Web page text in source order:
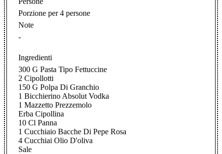
Porzione per 4 persone
Note
-
Ingredienti
300 G Pasta Tipo Fettuccine
2 Cipollotti
150 G Polpa Di Granchio
1 Bicchierino Absolut Vodka
1 Mazzetto Prezzemolo
Erba Cipollina
10 Cl Panna
1 Cucchiaio Bacche Di Pepe Rosa
4 Cucchiai Olio D'oliva
Sale